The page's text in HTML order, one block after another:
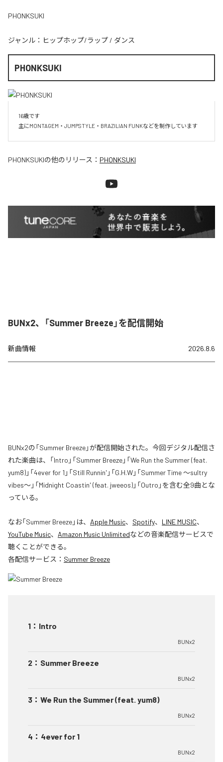
PHONKSUKI
ジャンル： ヒップホップ/ラップ / ダンス
PHONKSUKI
16歳です
主にMONTAGEM・JUMPSTYLE・BRAZILIAN FUNKなどを制作しています
PHONKSUKIの他のリリース： PHONKSUKI
BUNx2、「Summer Breeze」を配信開始
新曲情報 2026.8.6
BUNx2の「Summer Breeze」が配信開始された。今回デジタル配信さ
れた楽曲は、「Intro」「Summer Breeze」「We Run the Summer (feat.
yum8)」「4ever for 1」「Still Runnin'」「G.H.W」「Summer Time 〜sultry
vibes〜」「Midnight Coastin' (feat. jweeos)」「Outro」を含む全9曲とな
っている。
なお「Summer Breeze」は、 Apple Music、 Spotify、 LINE MUSIC、
YouTube Music、 Amazon Music Unlimitedなどの音楽配信サービスで
聴くことができる。
各配信サービス： Summer Breeze
1 ： Intro
BUNx2
2 ： Summer Breeze
BUNx2
3 ： We Run the Summer (feat. yum8)
BUNx2
4 ： 4ever for 1
BUNx2